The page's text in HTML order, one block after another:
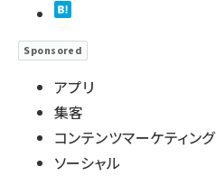
Sponsored
アプリ
集客
コンテンツマーケティング
ソーシャル